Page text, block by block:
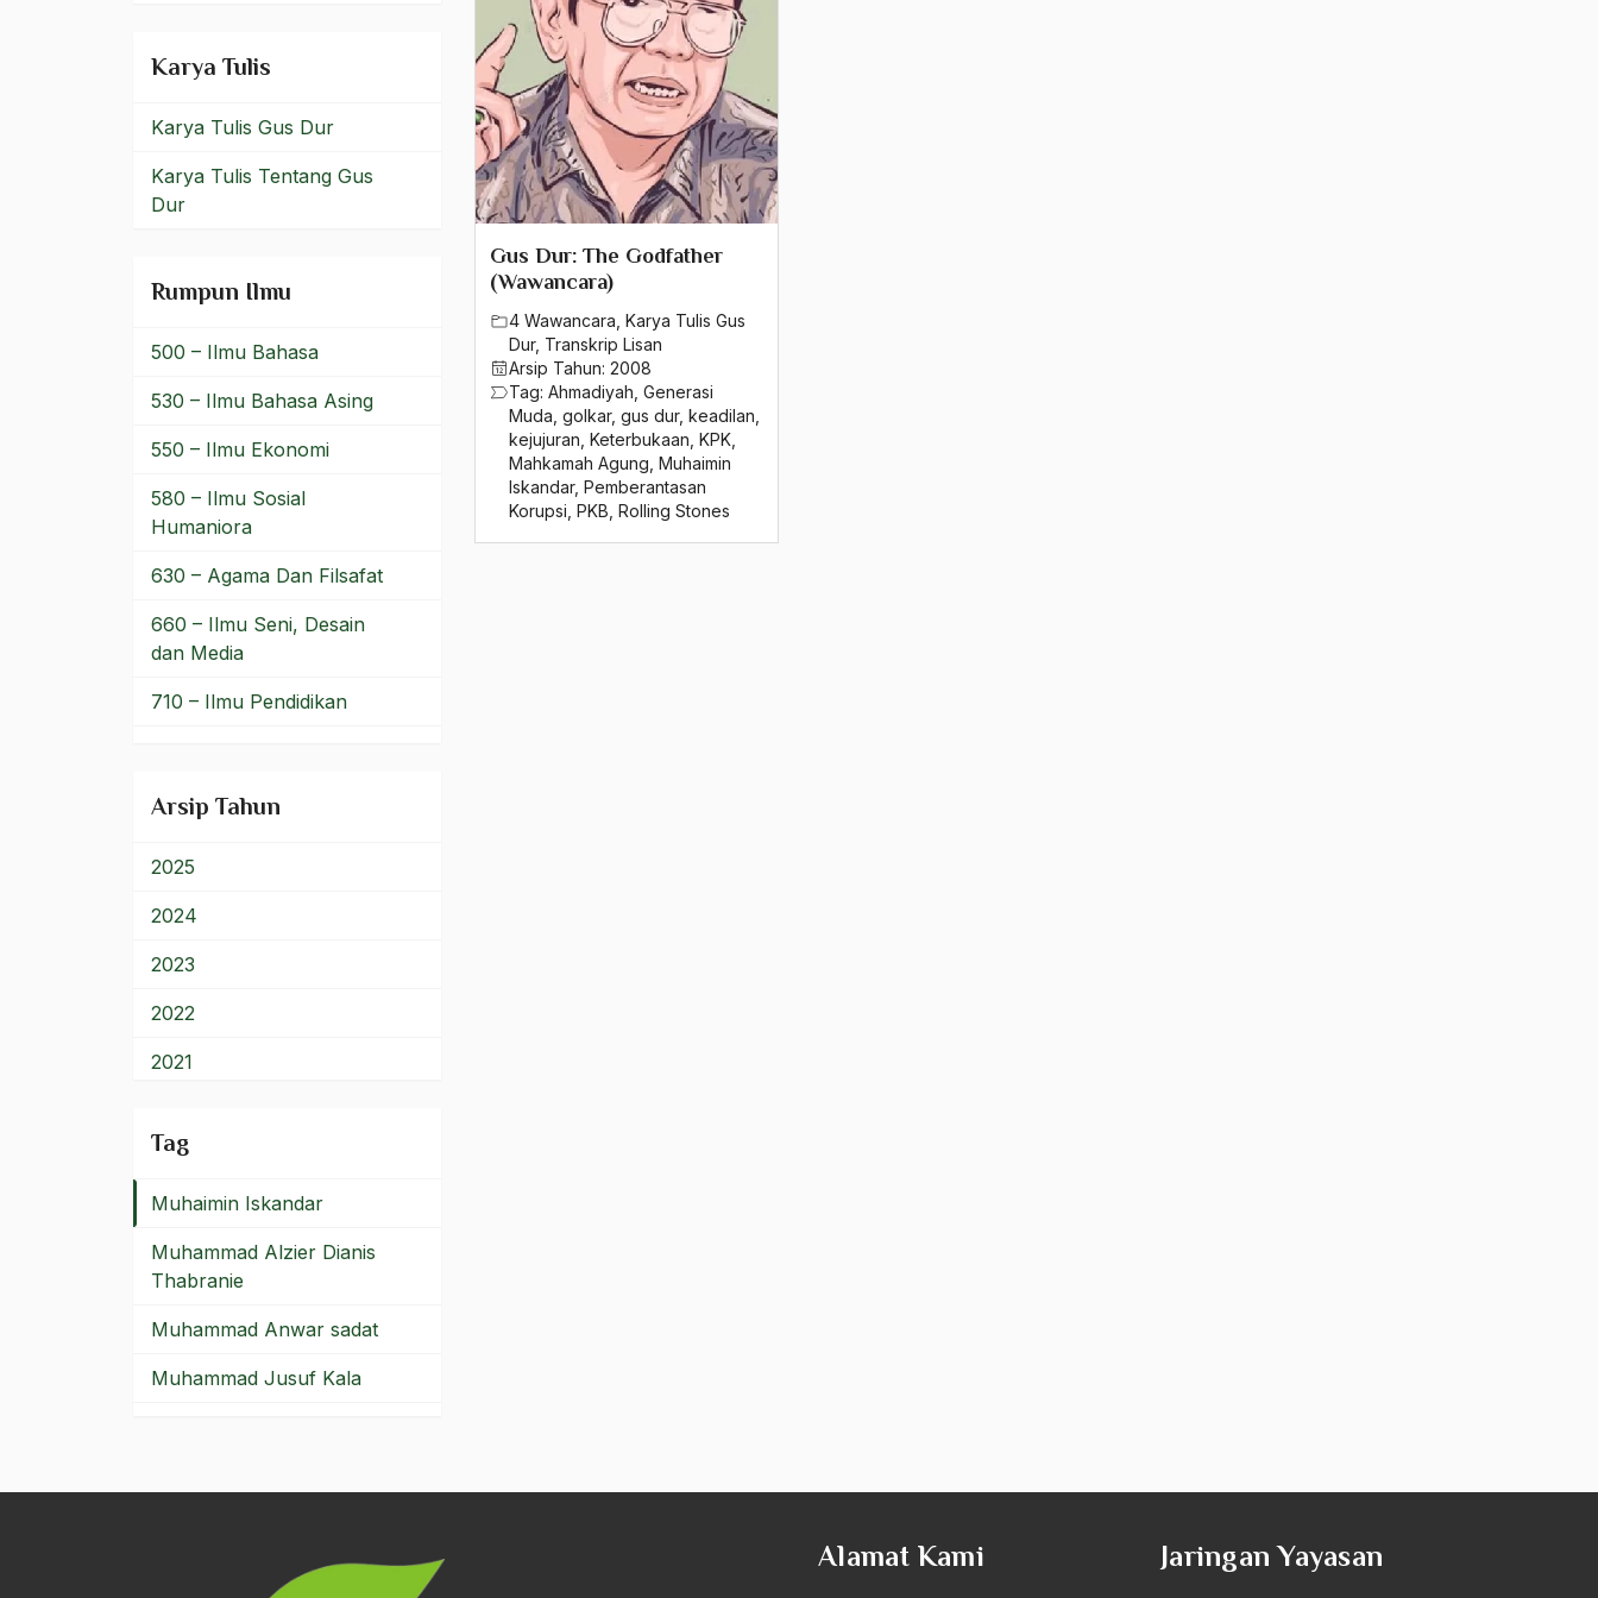
Gus Dur: The Godfather
(Wawancara)
4 Wawancara Karya Tulis Gus
Dur, Transkrip Lisan
Arsip Tahun: 2008
Tag: Ahmadiyah Generasi
Muda golkar, gus dur, keadilan
kejujuran Keterbukaan KPK
Mahkamah Agung Muhaimin
Iskandar, Pemberantasan
Korupsi PKB Rolling Stones
Karya Tulis
Karya Tulis Gus Dur
Karya Tulis Tentang Gus
Dur
Rumpun Ilmu
500 – Ilmu Bahasa
530 – Ilmu Bahasa Asing
550 – Ilmu Ekonomi
580 – Ilmu Sosial
Humaniora
630 – Agama Dan Filsafat
660 – Ilmu Seni, Desain
dan Media
710 – Ilmu Pendidikan
Arsip Tahun
2025
2024
2023
2022
2021
2019
2018
2017
Tag
Mohammad Asrar Madani
Monopoli Perekonomian
Moral Absolut
moralitas
Moralitas Agama
Moro Islamic Liberation
Moskow
motif agama
motif keagamaan
Motif Politis
mpr
MPR RI
Mu'tazilah
Muallim Betawi
muangthai
Mubaligh Muda
Mubarok
Mufti Hadramaut
Muhaimin Iskandar
Muhammad Alzier Dianis
Thabranie
Muhammad Anwar sadat
Muhammad Jusuf Kala
Alamat Kami Jaringan Yayasan